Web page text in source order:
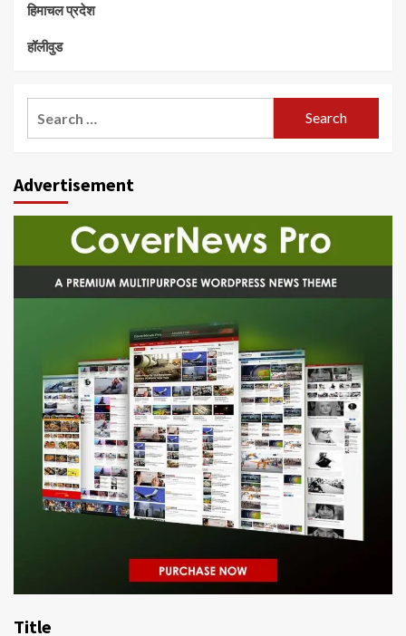
हिमाचल प्रदेश
हॉलीवुड
Advertisement
Title